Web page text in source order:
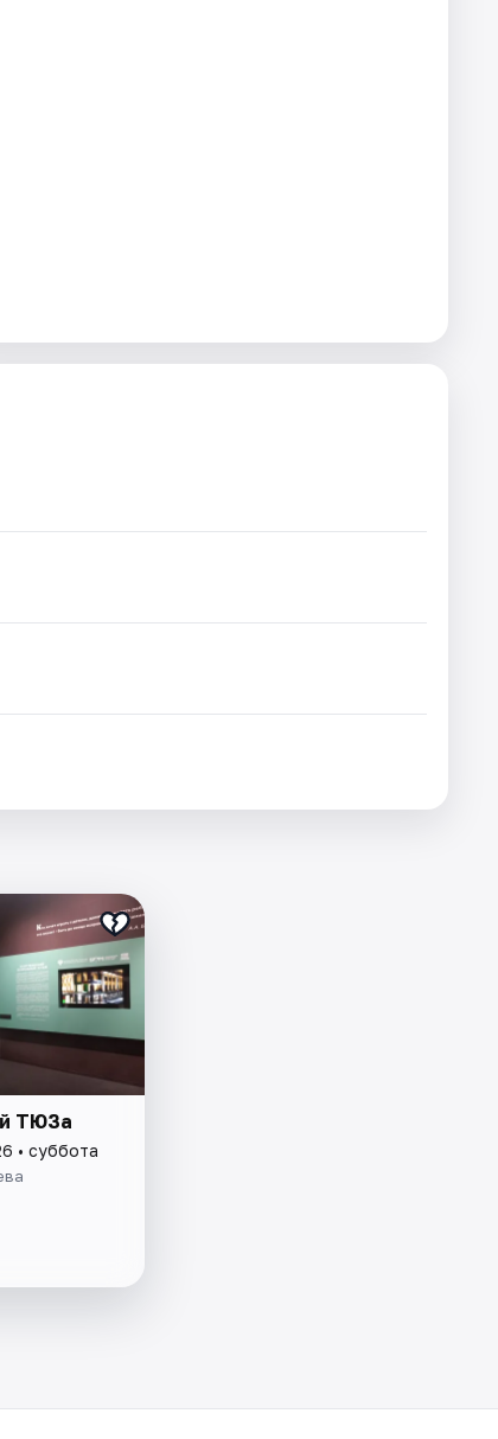
ТЮЗа
• суббота